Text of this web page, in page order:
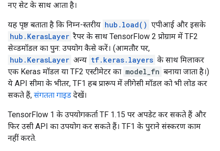
नए सेट के साथ आता है।
यह पृष्ठ बताता है कि निम्न-स्तरीय hub.load() एपीआई और इसके
hub.KerasLayer रैपर के साथ TensorFlow 2 प्रोग्राम में TF2
सेव्डमॉडल का पुन: उपयोग कैसे करें। (आमतौर पर,
hub.KerasLayer अन्य tf.keras.layers के साथ मिलाकर
एक Keras मॉडल या TF2 एस्टीमेटर का model_fn बनाया जाता है।)
ये API सीमा के भीतर, TF1 हब प्रारूप में लीगेसी मॉडल को भी लोड कर
सकते हैं, संगतता गाइड देखें।
TensorFlow 1 के उपयोगकर्ता TF 1.15 पर अपडेट कर सकते हैं और
फिर उसी API का उपयोग कर सकते हैं। TF1 के पुराने संस्करण काम
नहीं करते.